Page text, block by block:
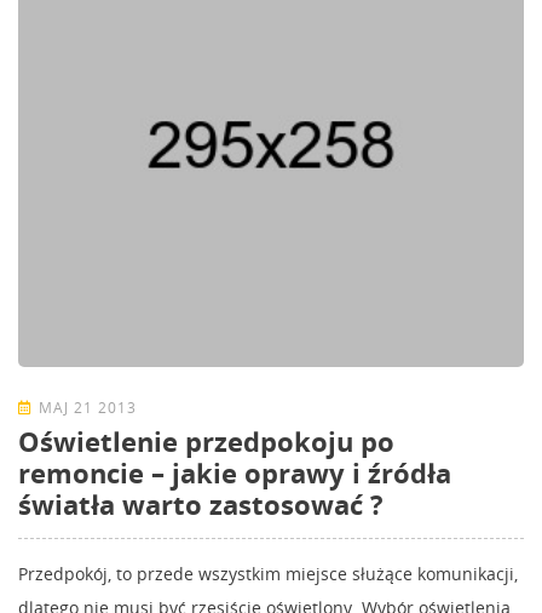
MAJ 21 2013
Oświetlenie przedpokoju po
remoncie – jakie oprawy i źródła
światła warto zastosować ?
Przedpokój, to przede wszystkim miejsce służące komunikacji,
dlatego nie musi być rzęsiście oświetlony. Wybór oświetlenia